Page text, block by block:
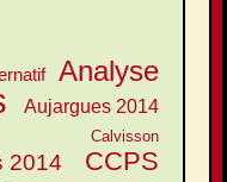
Analyse
Aujargues 2014
Calvisson
2014 CCPS